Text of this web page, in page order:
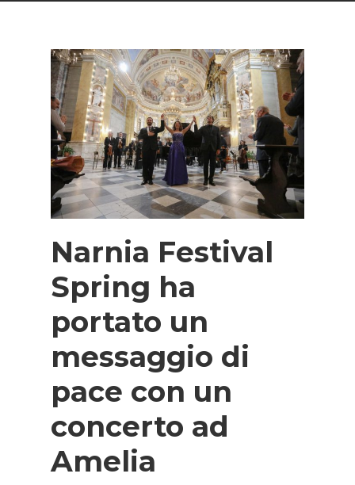
Narnia Festival
Spring ha
portato un
messaggio di
pace con un
concerto ad
Amelia